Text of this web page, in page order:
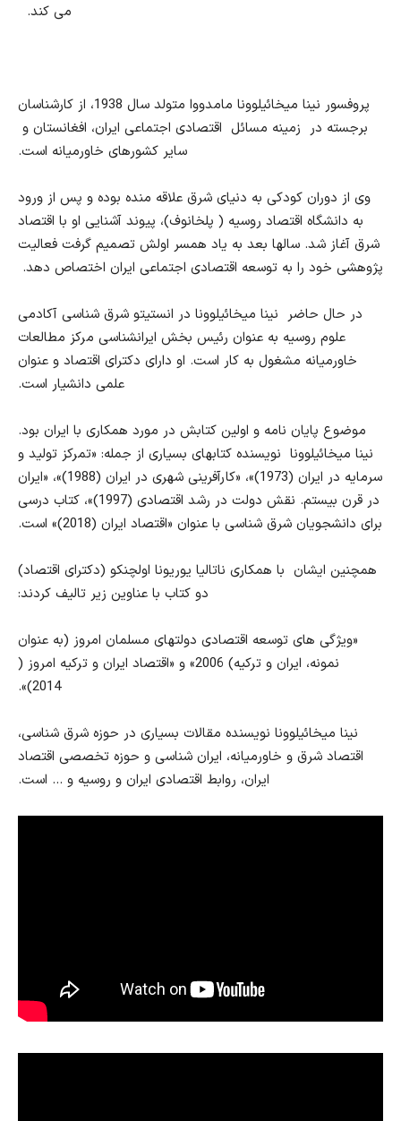
می کند.
پروفسور نینا میخائیلوونا مامدووا متولد سال 1938، از کارشناسان
برجسته در زمینه مسائل اقتصادی اجتماعی ایران، افغانستان و
سایر کشورهای خاورمیانه است.
وی از دوران کودکی به دنیای شرق علاقه منده بوده و پس از ورود
به دانشگاه اقتصاد روسیه ( پلخانوف)، پیوند آشنایی او با اقتصاد
شرق آغاز شد. سالها بعد به یاد همسر اولش تصمیم گرفت فعالیت
پژوهشی خود را به توسعه اقتصادی اجتماعی ایران اختصاص دهد.
در حال حاضر نینا میخائیلوونا در انستیتو شرق شناسی آکادمی
علوم روسیه به عنوان رئیس بخش ایرانشناسی مرکز مطالعات
خاورمیانه مشغول به کار است. او دارای دکترای اقتصاد و عنوان
علمی دانشیار است.
موضوع پایان نامه و اولین کتابش در مورد همکاری با ایران بود.
نینا میخائیلوونا نویسنده کتابهای بسیاری از جمله: «تمرکز تولید و
سرمایه در ایران (1973)»، «کارآفرینی شهری در ایران (1988)»، «ایران
در قرن بیستم. نقش دولت در رشد اقتصادی (1997)»، کتاب درسی
برای دانشجویان شرق شناسی با عنوان «اقتصاد ایران (2018)» است.
همچنین ایشان با همکاری ناتالیا یوریونا اولچنکو (دکترای اقتصاد)
دو کتاب با عناوین زیر تالیف کردند:
«ویژگی های توسعه اقتصادی دولتهای مسلمان امروز (به عنوان
نمونه، ایران و ترکیه) 2006» و «اقتصاد ایران و ترکیه امروز (
2014)».
نینا میخائیلوونا نویسنده مقالات بسیاری در حوزه شرق شناسی،
اقتصاد شرق و خاورمیانه، ایران شناسی و حوزه تخصصی اقتصاد
ایران، روابط اقتصادی ایران و روسیه و … است.